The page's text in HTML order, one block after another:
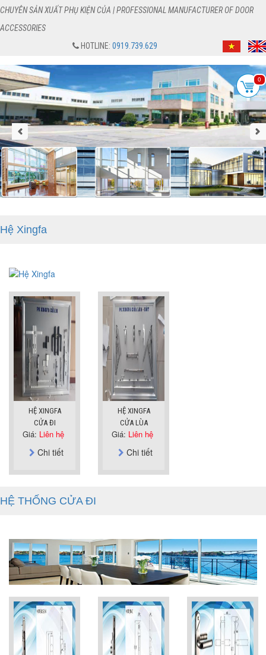
CHUYÊN SẢN XUẤT PHỤ KIỆN CỦA | PROFESSIONAL MANUFACTURER OF DOOR
ACCESSORIES
HOTLINE: 0919.739.629
0
Hệ Xingfa
HỆ XINGFA
CỬA ĐI
Giá: Liên hệ
Chi tiết
HỆ XINGFA
CỬA LÙA
Giá: Liên hệ
Chi tiết
HỆ THỐNG CỬA ĐI